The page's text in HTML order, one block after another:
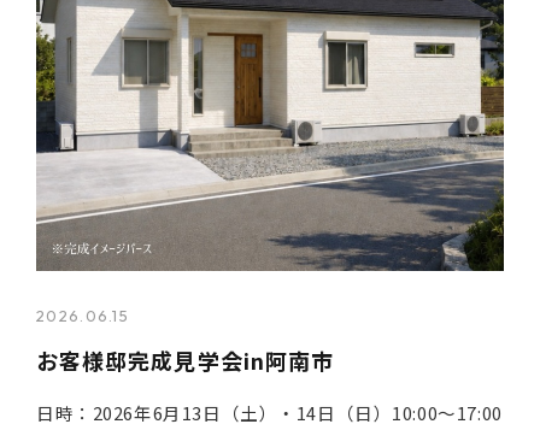
2026.06.15
お客様邸完成見学会in阿南市
日時：2026年6月13日（土）・14日（日）10:00〜17:00